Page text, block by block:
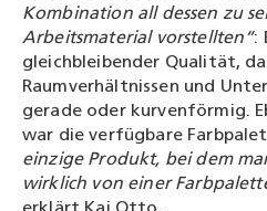
Kombination all dessen zu
Arbeitsmaterial vorstellten“:
gleichbleibender Qualität,
Raumverhältnissen und
gerade oder kurvenförmig.
war die verfügbare
einzige Produkt, bei dem
wirklich von einer